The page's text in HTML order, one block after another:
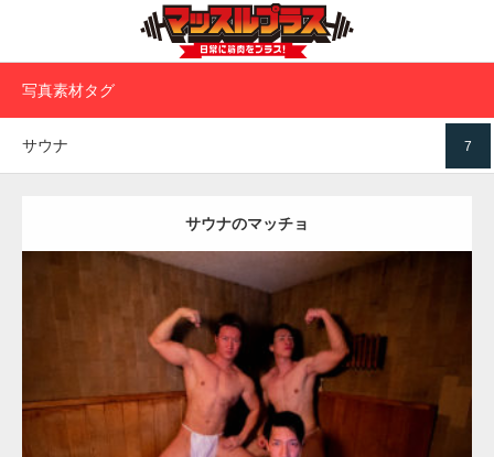
写真素材タグ
7
サウナ
サウナのマッチョ
Update:2023.02.11
その他 AKIHITO(細マッチョ) SOSUKE
YOSHI
上腕二頭筋 川口 (埼玉)
ダウンロード